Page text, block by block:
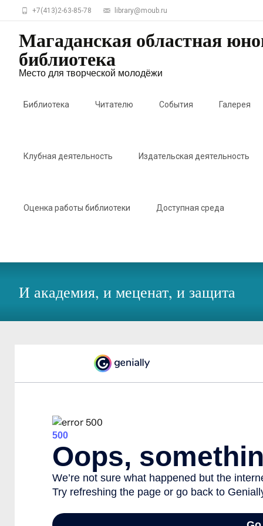
+7(413)2-63-85-78 library@moub.ru
Магаданская областная
библиотека
Место для творческой молодёжи
Библиотека Читателю События Галерея
Клубная деятельность Издательская деятельность
Оценка работы библиотеки Доступная среда
И академия, и меценат, и защита